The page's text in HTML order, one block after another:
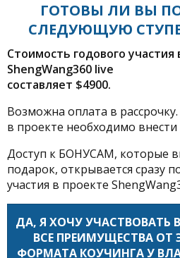
ГОТОВЫ ЛИ ВЫ
СЛЕДУЮЩУЮ
Стоимость годового участия
ShengWang360 live
составляет $4900.
Возможна оплата в
в проекте необходимо
Доступ к БОНУСАМ, которые
подарок, открывается сразу
участия в проекте
ДА, Я ХОЧУ УЧАСТВОВАТЬ
ВСЕ ПРЕИМУЩЕСТВА
ФОРМАТА КОУЧИНГА У